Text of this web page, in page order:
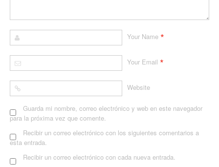
Your Name *
Your Email *
Website
Guarda mi nombre, correo electrónico y web en este navegador
para la próxima vez que comente.
Recibir un correo electrónico con los siguientes comentarios a
esta entrada.
Recibir un correo electrónico con cada nueva entrada.